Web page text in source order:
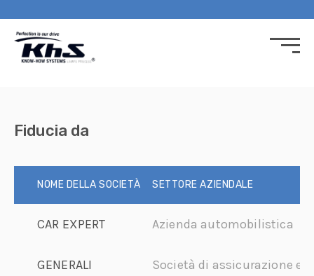
Fiducia da
NOME DELLA SOCIETÀ SETTORE AZIENDALE
CAR EXPERT Azienda automobilistica
GENERALI Società di assicurazione e